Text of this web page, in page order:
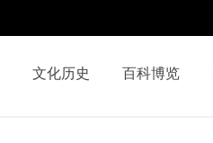
文化历史 百科博览